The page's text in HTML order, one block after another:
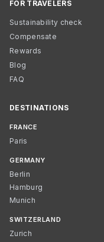
FOR TRAVELERS
Sustainability check
Compensate
Rewards
Blog
FAQ
DESTINATIONS
FRANCE
Paris
GERMANY
Berlin
Hamburg
Munich
SWITZERLAND
Zurich